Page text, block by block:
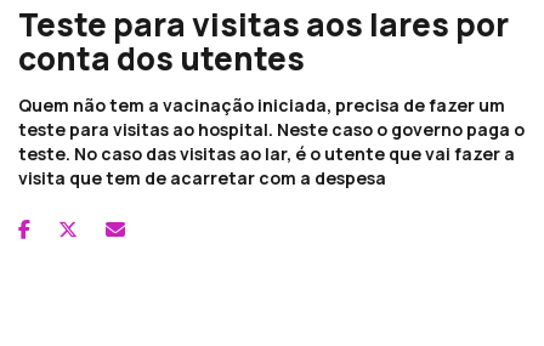
Teste para visitas aos lares por
conta dos utentes
Quem não tem a vacinação iniciada, precisa de fazer um
teste para visitas ao hospital. Neste caso o governo paga o
teste. No caso das visitas ao lar, é o utente que vai fazer a
visita que tem de acarretar com a despesa